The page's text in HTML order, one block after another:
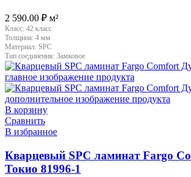
2 590.00 ₽ м²
Класс: 42 класс
Толщина: 4 мм
Материал: SPC
Тип соединения: Замковое
В корзину
Сравнить
В избранное
Кварцевый SPC ламинат Fargo
Токио 81996-1